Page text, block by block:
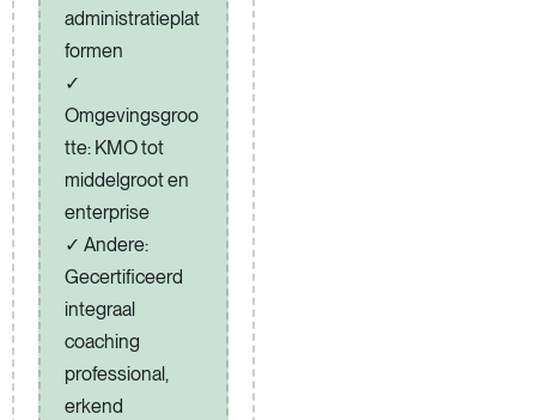
administratieplat
formen
Omgevingsgroo
tte: KMO tot
middelgroot en
enterprise
Andere:
Gecertificeerd
integraal
coaching
professional,
erkend